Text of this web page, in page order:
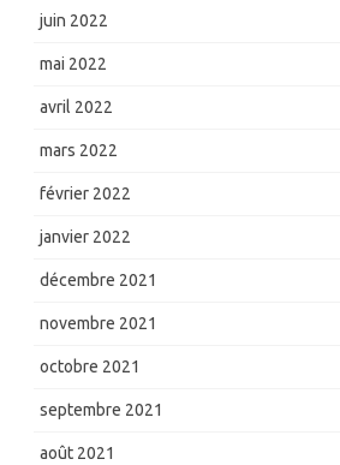
juin 2022
mai 2022
avril 2022
mars 2022
février 2022
janvier 2022
décembre 2021
novembre 2021
octobre 2021
septembre 2021
août 2021